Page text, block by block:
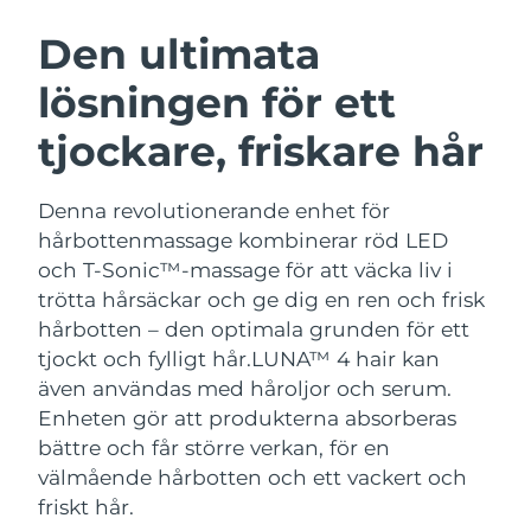
Den ultimata
lösningen för ett
tjockare, friskare hår
Denna revolutionerande enhet för
hårbottenmassage kombinerar röd LED
och T-Sonic™-massage för att väcka liv i
trötta hårsäckar och ge dig en ren och frisk
hårbotten – den optimala grunden för ett
tjockt och fylligt hår.LUNA™ 4 hair kan
även användas med håroljor och serum.
Enheten gör att produkterna absorberas
bättre och får större verkan, för en
välmående hårbotten och ett vackert och
friskt hår.
Ansiktsrengöring
Anti-aging massage
LUNA™ 4 Plus
Massage, LED heating
LUNA™ 4 Men
For men, anti-aging massage
Ansiktslyft
Microcurrent toning
BEAR™ 2 go
Microcurrent toning on-the-go
BEAR™ 2 eyes & lips
Microcurrent line smoothing device
Återfuktning
UFO™ 3-paket
Deep facial hydration
UFO™ 3 LED
Near-infrared and red light therapy
device
Munvård
issa™ 4
Hybrid silicone sonic toothbrush
issa™ 4 plus
Smart hybrid silicone sonic toothbrush
FAQ™ ANTI-AGING-BEHANDLING
Anti-aging LED-behandlingar
NEW
Österrike
Bahrain Förväntad leverans
Belgien Förväntad leverans 8/9/26
Bermuda Förväntad leverans
Bosnien och
Hercegovina
Förväntad leverans8/12/26
Brunei Förväntad leverans 8/14/26
Bulgarien Förväntad leverans 8/9/26
Kanada Förväntad leverans
Chile